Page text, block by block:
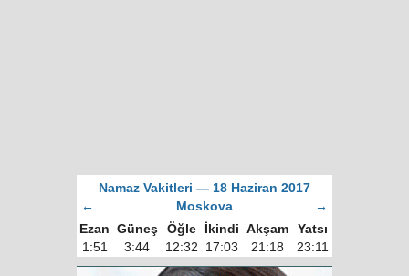
Namaz Vakitleri — 18 Haziran 2017
←
Moskova
→
Ezan Güneş Öğle İkindi Akşam
Yatsı
1:51
3:44 12:32 17:03 21:18 23:11